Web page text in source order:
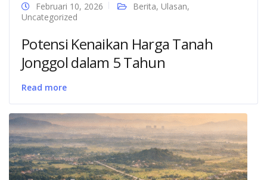
Februari 10, 2026 Berita, Ulasan,
Uncategorized
Potensi Kenaikan Harga Tanah
Jonggol dalam 5 Tahun
Read more